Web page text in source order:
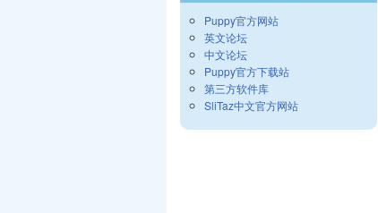
Puppy官方网站
英文论坛
中文论坛
Puppy官方下载站
第三方软件库
SliTaz中文官方网站